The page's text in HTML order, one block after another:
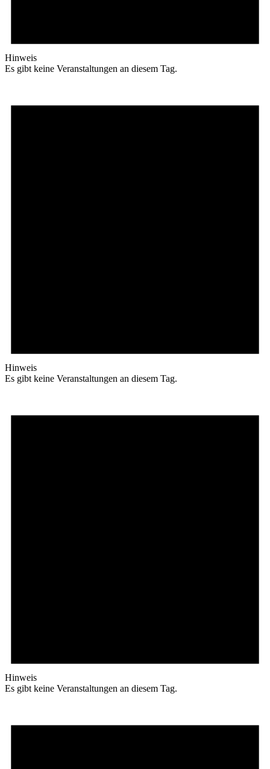
Hinweis
Es gibt keine Veranstaltungen an diesem Tag.
Hinweis
Es gibt keine Veranstaltungen an diesem Tag.
Hinweis
Es gibt keine Veranstaltungen an diesem Tag.